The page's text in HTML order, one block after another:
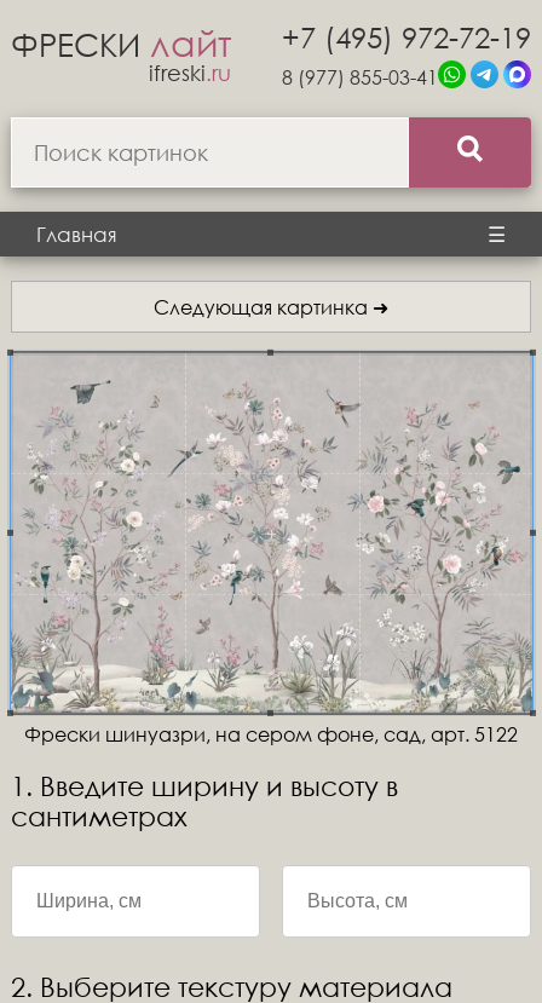
ФРЕСКИ лайт
ifreski.ru
+7 (495) 972-72-19
8 (977) 855-03-41
Главная ☰
Следующая картинка ➜
Фрески шинуазри, на сером фоне, сад, арт. 5122
1. Введите ширину и высоту в
сантиметрах
2. Выберите текстуру материала